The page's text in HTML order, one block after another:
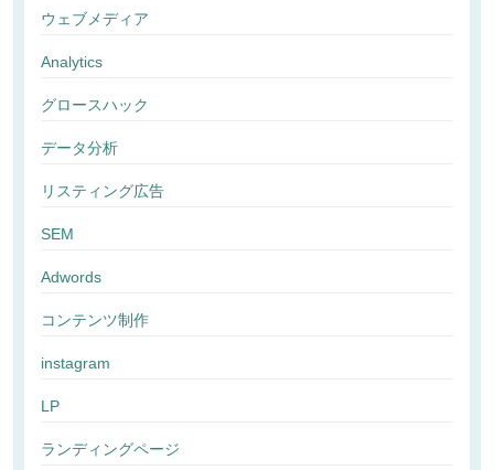
ウェブメディア
Analytics
グロースハック
データ分析
リスティング広告
SEM
Adwords
コンテンツ制作
instagram
LP
ランディングページ